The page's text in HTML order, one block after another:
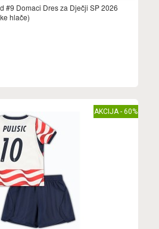
#9 Domaci Dres za Dječji SP 2026
hlače)
AKCIJA - 60%